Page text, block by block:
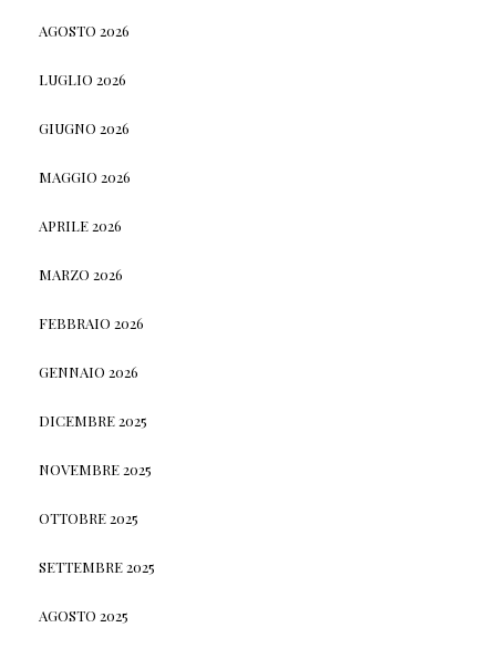
AGOSTO 2026
LUGLIO 2026
GIUGNO 2026
MAGGIO 2026
APRILE 2026
MARZO 2026
FEBBRAIO 2026
GENNAIO 2026
DICEMBRE 2025
NOVEMBRE 2025
OTTOBRE 2025
SETTEMBRE 2025
AGOSTO 2025